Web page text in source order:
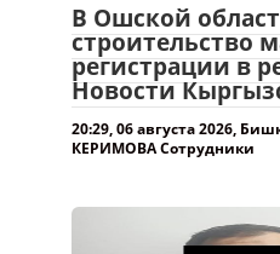
В Ошской
строительство
регистрации в
Новости
20:29, 06 августа 2026,
КЕРИМОВА Сотрудники